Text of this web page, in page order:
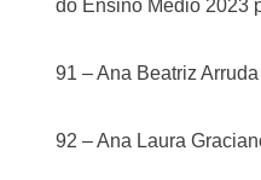
do Ensino Médio 2023
91 – Ana Beatriz Arruda
92 – Ana Laura